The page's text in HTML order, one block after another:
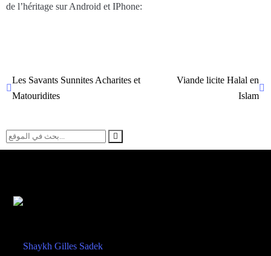
de l’héritage sur Android et IPhone:
Les Savants Sunnites Acharites et
Matouridites
Viande licite Halal en
Islam